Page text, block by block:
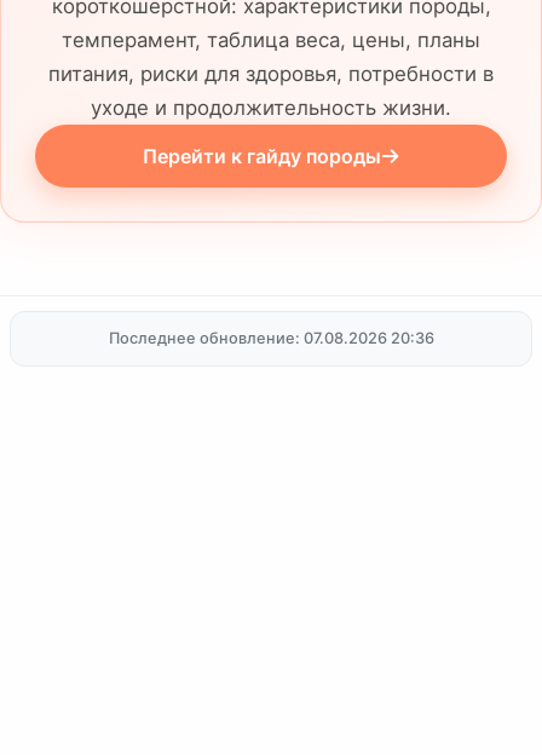
партнеров для ваших домашних
любимцев.
короткошерстной: характеристики породы,
темперамент, таблица веса, цены, планы
питания, риски для здоровья, потребности в
уходе и продолжительность жизни.
Перейти к гайду породы
Последнее обновление: 07.08.2026 20:36